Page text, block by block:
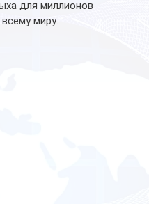
для миллионов
миру.